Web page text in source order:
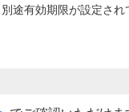
有効期限が設定され